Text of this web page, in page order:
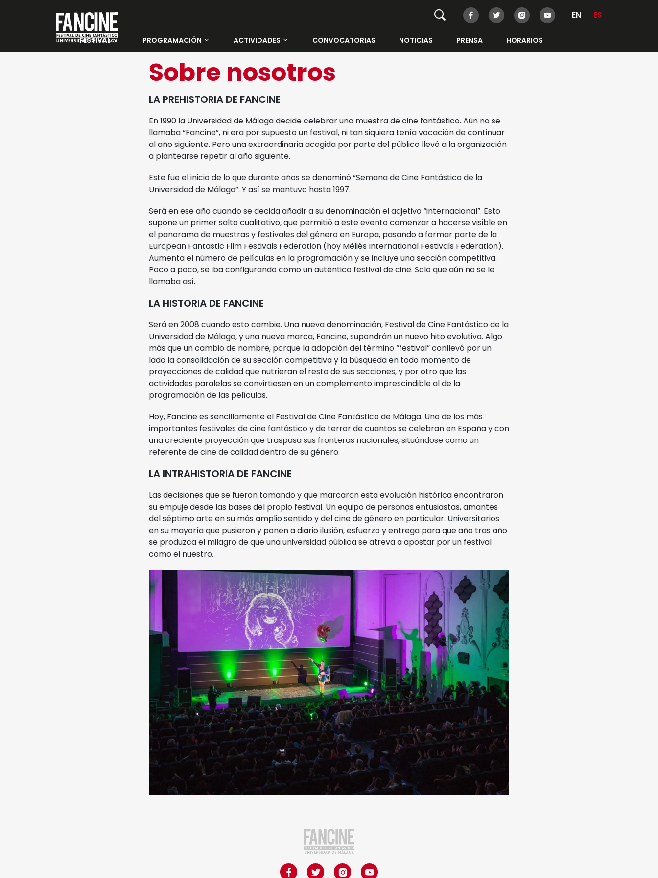
EN ES
FESTIVAL
PALMARÉS 35 FANCINE
Noviembre Fantasma
PROGRAMACIÓN
ACTIVIDADES
Rectorado de la UMA
Salón de Actos E.T.S.I.
Facultad de Ciencias
Museo Picasso
Polo de Contenidos
CONVOCATORIAS NOTICIAS PRENSA HORARIOS
Sobre nosotros
LA PREHISTORIA DE FANCINE
En 1990 la Universidad de Málaga decide celebrar una muestra de cine fantástico. Aún no se
llamaba “Fancine”, ni era por supuesto un festival, ni tan siquiera tenía vocación de continuar
al año siguiente. Pero una extraordinaria acogida por parte del público llevó a la organización
a plantearse repetir al año siguiente.
Este fue el inicio de lo que durante años se denominó “Semana de Cine Fantástico de la
Universidad de Málaga”. Y así se mantuvo hasta 1997.
Será en ese año cuando se decida añadir a su denominación el adjetivo “internacional”. Esto
supone un primer salto cualitativo, que permitió a este evento comenzar a hacerse visible en
el panorama de muestras y festivales del género en Europa, pasando a formar parte de la
European Fantastic Film Festivals Federation (hoy Méliès International Festivals Federation).
Aumenta el número de películas en la programación y se incluye una sección competitiva.
Poco a poco, se iba configurando como un auténtico festival de cine. Solo que aún no se le
llamaba así.
LA HISTORIA DE FANCINE
Será en 2008 cuando esto cambie. Una nueva denominación, Festival de Cine Fantástico de la
Universidad de Málaga, y una nueva marca, Fancine, supondrán un nuevo hito evolutivo. Algo
más que un cambio de nombre, porque la adopción del término “festival” conllevó por un
lado la consolidación de su sección competitiva y la búsqueda en todo momento de
proyecciones de calidad que nutrieran el resto de sus secciones, y por otro que las
actividades paralelas se convirtiesen en un complemento imprescindible al de la
programación de las películas.
Hoy, Fancine es sencillamente el Festival de Cine Fantástico de Málaga. Uno de los más
importantes festivales de cine fantástico y de terror de cuantos se celebran en España y con
una creciente proyección que traspasa sus fronteras nacionales, situándose como un
referente de cine de calidad dentro de su género.
LA INTRAHISTORIA DE FANCINE
Las decisiones que se fueron tomando y que marcaron esta evolución histórica encontraron
su empuje desde las bases del propio festival. Un equipo de personas entusiastas, amantes
del séptimo arte en su más amplio sentido y del cine de género en particular. Universitarios
en su mayoría que pusieron y ponen a diario ilusión, esfuerzo y entrega para que año tras año
se produzca el milagro de que una universidad pública se atreva a apostar por un festival
como el nuestro.